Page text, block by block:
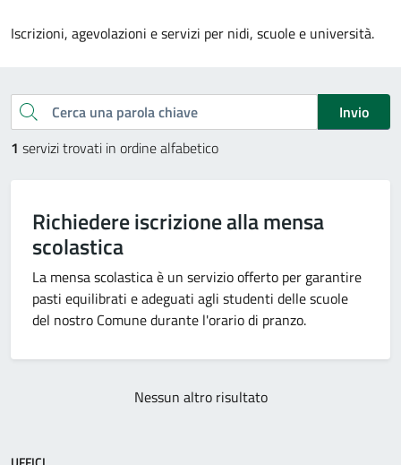
Iscrizioni, agevolazioni e servizi per nidi, scuole e università.
Esplora tutti i servizi
Cerca una parola chiave
Invio
1 servizi trovati in ordine alfabetico
Richiedere iscrizione alla mensa
scolastica
La mensa scolastica è un servizio offerto per garantire
pasti equilibrati e adeguati agli studenti delle scuole
del nostro Comune durante l'orario di pranzo.
Nessun altro risultato